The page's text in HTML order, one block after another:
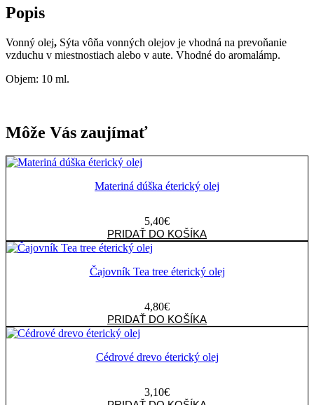
Popis
Vonný olej, Sýta vôňa vonných olejov je vhodná na prevoňanie
vzduchu v miestnostiach alebo v aute. Vhodné do aromalámp.
Objem: 10 ml.
Môže Vás zaujímať
Materiná dúška éterický olej
5,40€
množstvo
Materiná
éterický
PRIDAŤ DO KOŠÍKA
Čajovník Tea tree éterický olej
4,80€
množstvo
Čajovník
tree
PRIDAŤ DO KOŠÍKA
Cédrové drevo éterický olej
3,10€